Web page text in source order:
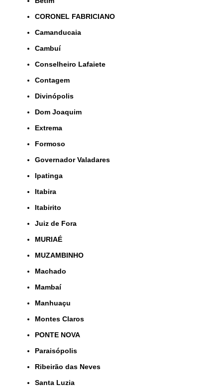
CORONEL FABRICIANO
Camanducaia
Cambuí
Conselheiro Lafaiete
Contagem
Divinópolis
Dom Joaquim
Extrema
Formoso
Governador Valadares
Ipatinga
Itabira
Itabirito
Juiz de Fora
MURIAÉ
MUZAMBINHO
Machado
Mambaí
Manhuaçu
Montes Claros
PONTE NOVA
Paraisópolis
Ribeirão das Neves
Santa Luzia